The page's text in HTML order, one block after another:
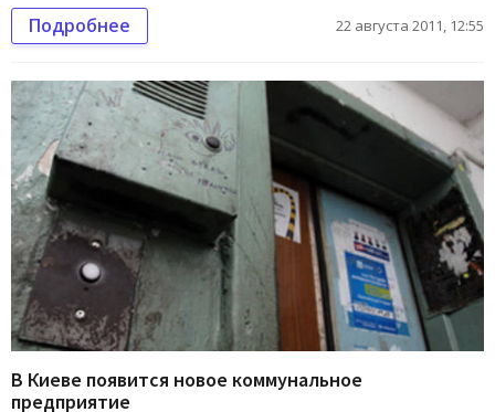
Подробнее 22 августа 2011, 12:55
В Киеве появится новое коммунальное
предприятие